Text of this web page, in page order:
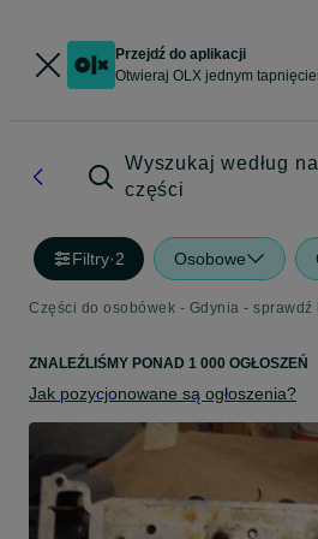
Przejdź do aplikacji
Otwieraj OLX jednym
Wyszukaj według
części
Filtry·2 Osobowe
ZNALEŹLIŚMY PONAD 1 000 OGŁOSZEŃ
Jak pozycjonowane są ogłoszenia?